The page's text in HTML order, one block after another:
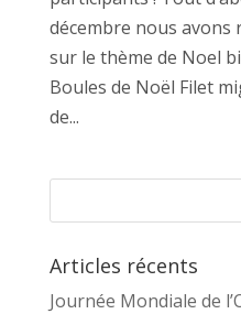
décembre nous avons
sur le thème de Noel
Boules de Noël Filet
de...
Articles récents
Journée Mondiale de